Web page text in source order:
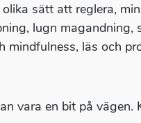
sätt att reglera,
lugn magandning,
mindfulness, läs och
vara en bit på vägen.